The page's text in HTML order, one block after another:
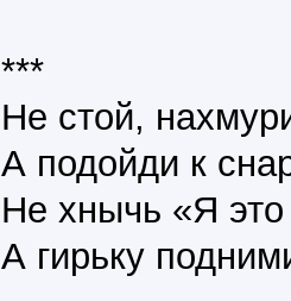
***
Не стой,
А подойди к
Не хнычь «Я
А гирьку